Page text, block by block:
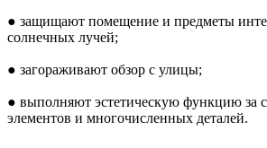
● защищают помещение и предметы
солнечных лучей;
● загораживают обзор с улицы;
● выполняют эстетическую функцию за
элементов и многочисленных деталей.